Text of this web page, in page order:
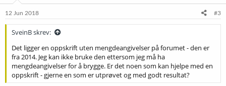
12 Jun 2018 #3
SveinB skrev:
Det ligger en oppskrift uten mengdeangivelser på forumet - den er
fra 2014. Jeg kan ikke bruke den ettersom jeg må ha
mengdeangivelser for å brygge. Er det noen som kan hjelpe med en
oppskrift - gjerne en som er utprøvet og med godt resultat?